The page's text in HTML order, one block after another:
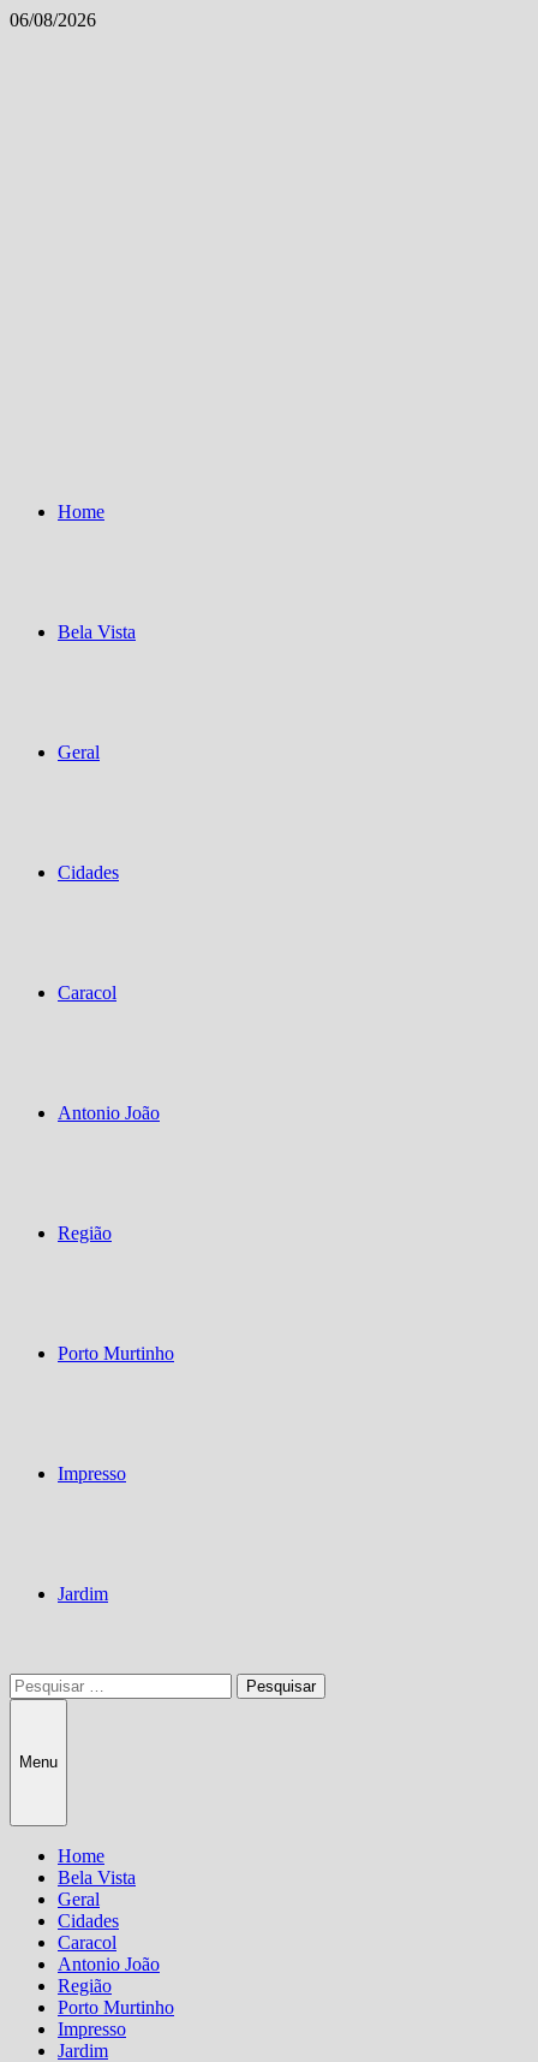
Skip
06/08/2026
Home
Bela Vista
Geral
Cidades
Caracol
Antonio João
Região
Porto Murtinho
Impresso
Jardim
Pesquisar
por:
Menu
Home
Bela Vista
Geral
Cidades
Caracol
Antonio João
Região
Porto Murtinho
Impresso
Jardim